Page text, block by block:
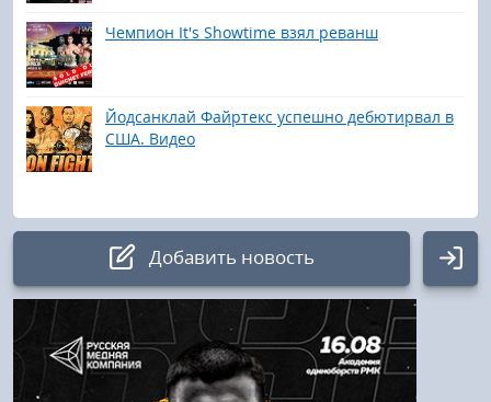
Чемпион It's Showtime взял реванш
Йодсанклай Файртекс успешно дебютирвал в
США. Видео
Добавить новость
Авторизация
Логин: